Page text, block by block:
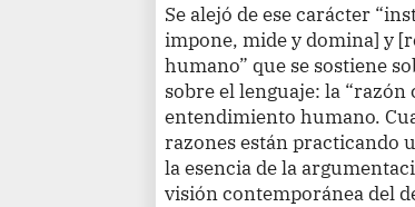
Se alejó de ese carácter
impone, mide y domina] y
humano” que se sostiene
sobre el lenguaje: la
entendimiento humano.
razones están practicando
la esencia de la
visión contemporánea del